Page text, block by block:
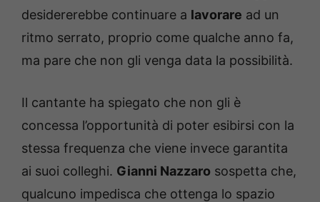
desidererebbe continuare a lavorare ad un
ritmo serrato, proprio come qualche anno fa,
ma pare che non gli venga data la possibilità.
Il cantante ha spiegato che non gli è
concessa l’opportunità di poter esibirsi con la
stessa frequenza che viene invece garantita
ai suoi colleghi. Gianni Nazzaro sospetta che,
qualcuno impedisca che ottenga lo spazio